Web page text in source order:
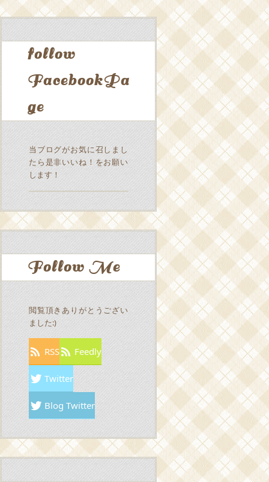
follow
FacebookPa
ge
当ブログがお気に召しまし
たら是非いいね！をお願い
します！
Follow Me
閲覧頂きありがとうござい
ました:)
RSS Feedly
Twitter
Blog Twitter